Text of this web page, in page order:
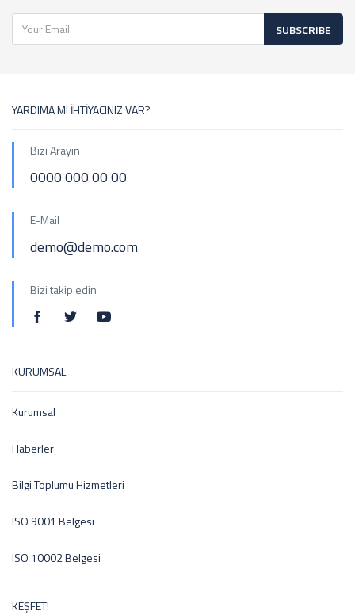
SUBSCRIBE
YARDIMA MI İHTİYACINIZ VAR?
Bizi Arayın
0000 000 00 00
E-Mail
demo@demo.com
Bizi takip edin
KURUMSAL
Kurumsal
Haberler
Bilgi Toplumu Hizmetleri
ISO 9001 Belgesi
ISO 10002 Belgesi
KEŞFET!